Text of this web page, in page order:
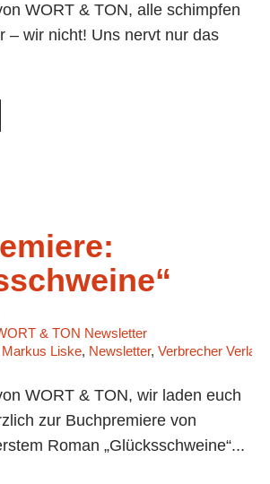
WORT & TON, alle schimpfen
– wir nicht! Uns nervt nur das
& TON Newsletter
Markus Liske, Newsletter, Verbrecher Verlag
WORT & TON, wir laden euch
zur Buchpremiere von
Roman „Glücksschweine“...